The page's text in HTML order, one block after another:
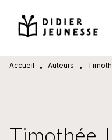
MENU RECHERCHE
PIED DE PAGE
Accueil • Auteurs •
Timothée